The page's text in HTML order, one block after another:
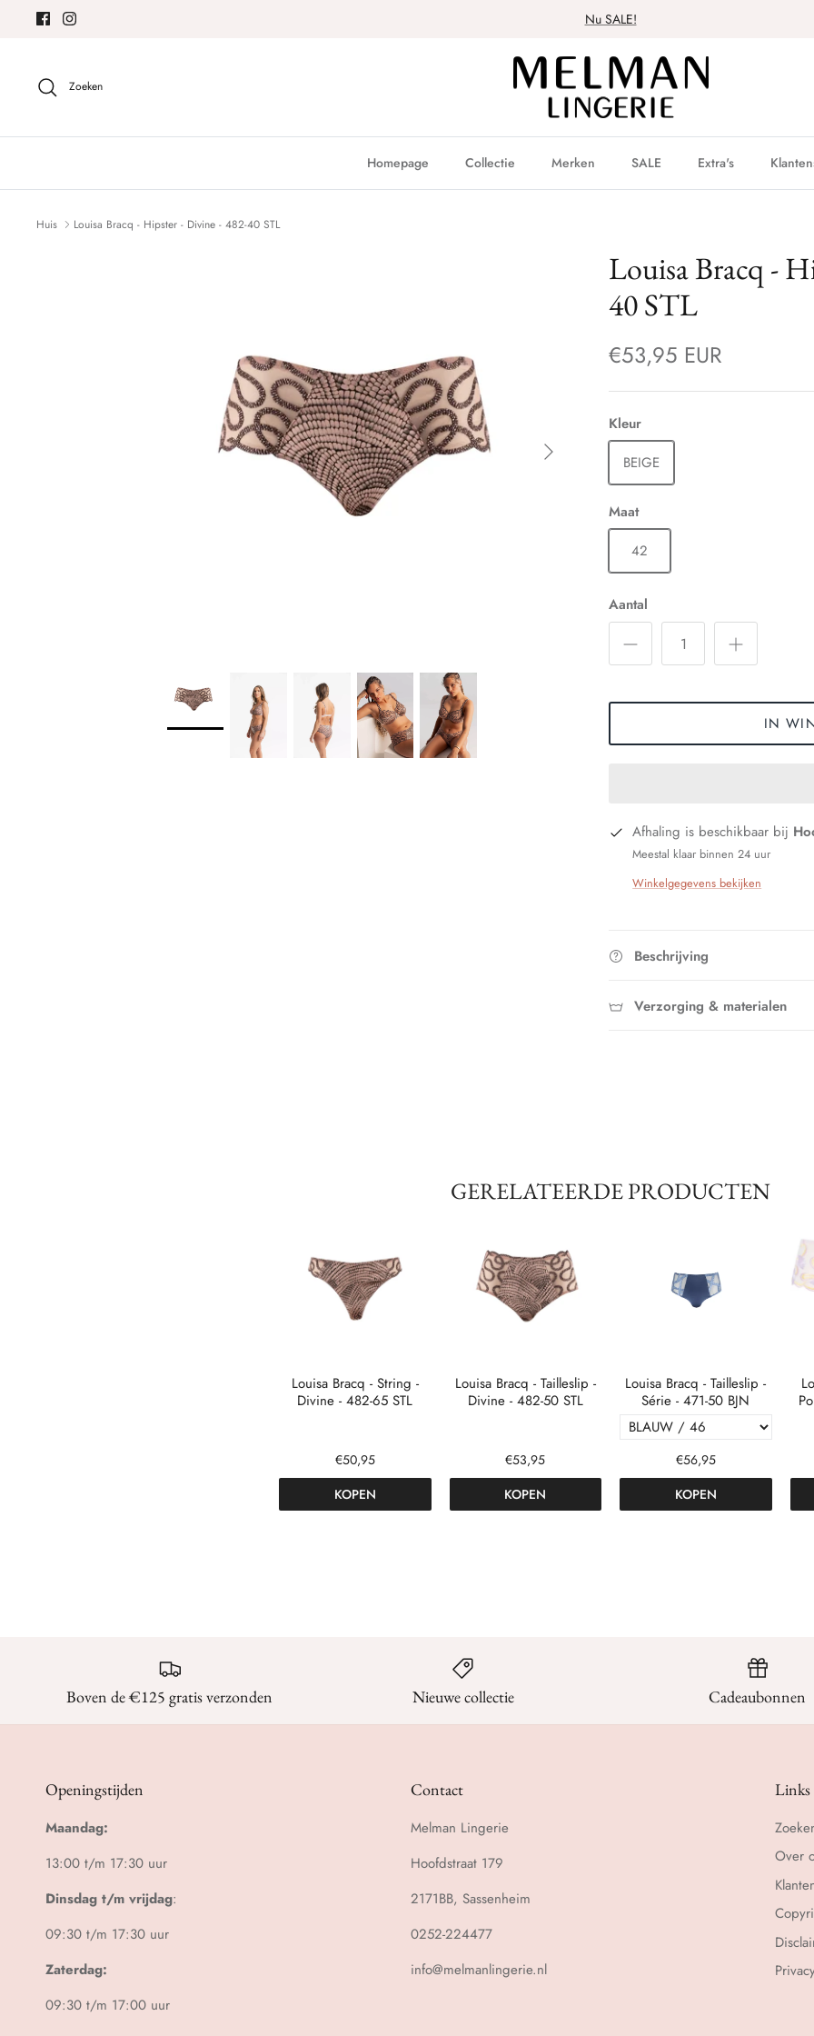
Meteen
content
Nu SALE!
Zoeken
Homepage Collectie Merken SALE Extra's
Huis Louisa Bracq - Hipster - Divine - 482-40 STL
Louisa Bracq -
40 STL
€53,95 EUR
Kleur
BEIGE
Maat
42
Aantal
IN
Afhaling is beschikbaar bij
Meestal klaar binnen 24 uur
Winkelgegevens bekijken
Beschrijving
Verzorging & materialen
GERELATEERDE PRODUCTEN
Louisa Bracq - String -
Divine - 482-65 STL
€50,95
KOPEN
Louisa Bracq - Tailleslip -
Divine - 482-50 STL
€53,95
KOPEN
Louisa Bracq - Tailleslip -
Série - 471-50 BJN
€56,95
KOPEN
Boven de €125 gratis verzonden Nieuwe collectie Cadeaubonnen
Openingstijden
Maandag:
13:00 t/m 17:30 uur
Dinsdag t/m vrijdag:
09:30 t/m 17:30 uur
Zaterdag:
09:30 t/m 17:00 uur
Contact
Melman Lingerie
Hoofdstraat 179
2171BB, Sassenheim
0252-224477
info@melmanlingerie.nl
Links
Over